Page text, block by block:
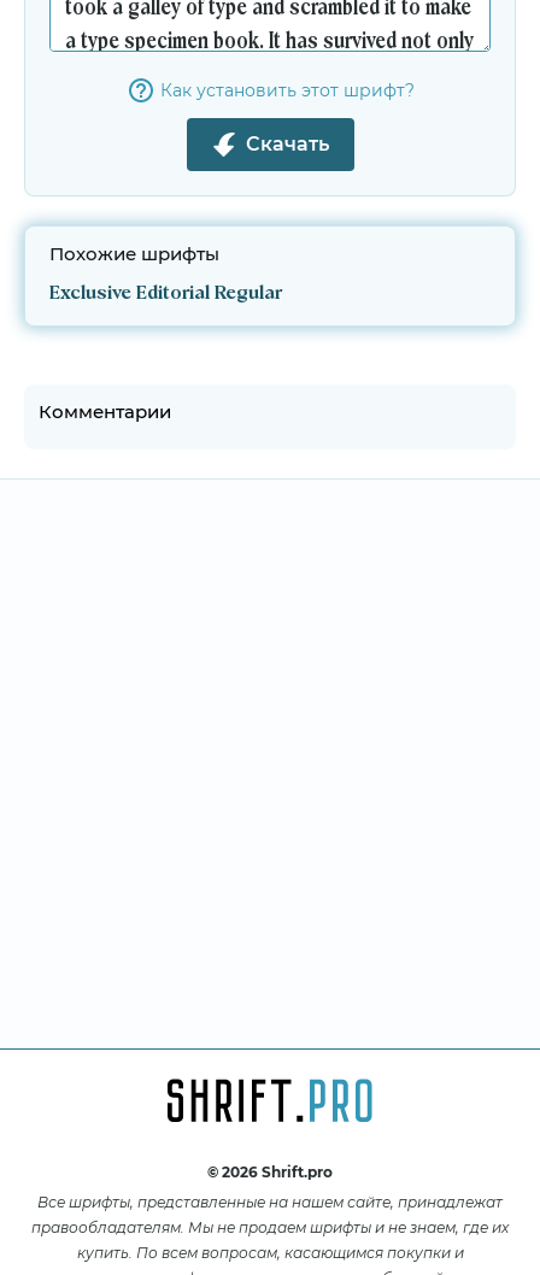
Как установить этот шрифт?
Скачать
Похожие шрифты
Exclusive Editorial Regular
Комментарии
© 2026 Shrift.pro
Все шрифты, представленные на нашем сайте, принадлежат
правообладателям. Мы не продаем шрифты и не знаем, где их
купить. По всем вопросам, касающимся покупки и